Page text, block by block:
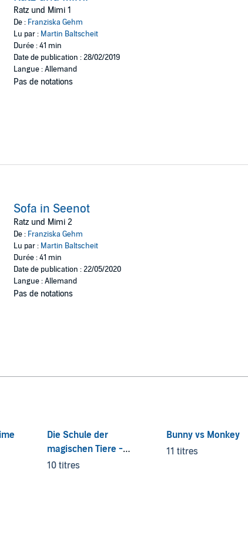
(P)2019 Hörbuch Hamburg HHV GmbH, Hamburg
Ratz und Mimi 1
De : Franziska Gehm
Lu par : Martin Baltscheit
Durée : 41 min
Date de publication : 28/02/2019
Langue : Allemand
Pas de notations
Sofa in Seenot
Ratz und Mimi 2
De : Franziska Gehm
Lu par : Martin Baltscheit
Durée : 41 min
Date de publication : 22/05/2020
Langue : Allemand
Pas de notations
Die Schule der
magischen Tiere -
Endlich Ferien
10 titres
Bunny vs Monkey
11 titres